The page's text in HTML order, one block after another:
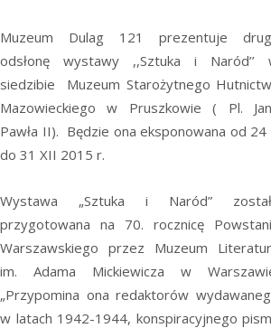
Muzeum Dulag 121 prezentuje
odsłonę wystawy ,,Sztuka i Naród’’
siedzibie Muzeum Starożytnego
Mazowieckiego w Pruszkowie ( Pl.
Pawła II). Będzie ona eksponowana od 24
do 31 XII 2015 r.
Wystawa „Sztuka i Naród”
przygotowana na 70. rocznicę
Warszawskiego przez Muzeum
im. Adama Mickiewicza w
„Przypomina ona redaktorów
w latach 1942-1944, konspiracyjnego